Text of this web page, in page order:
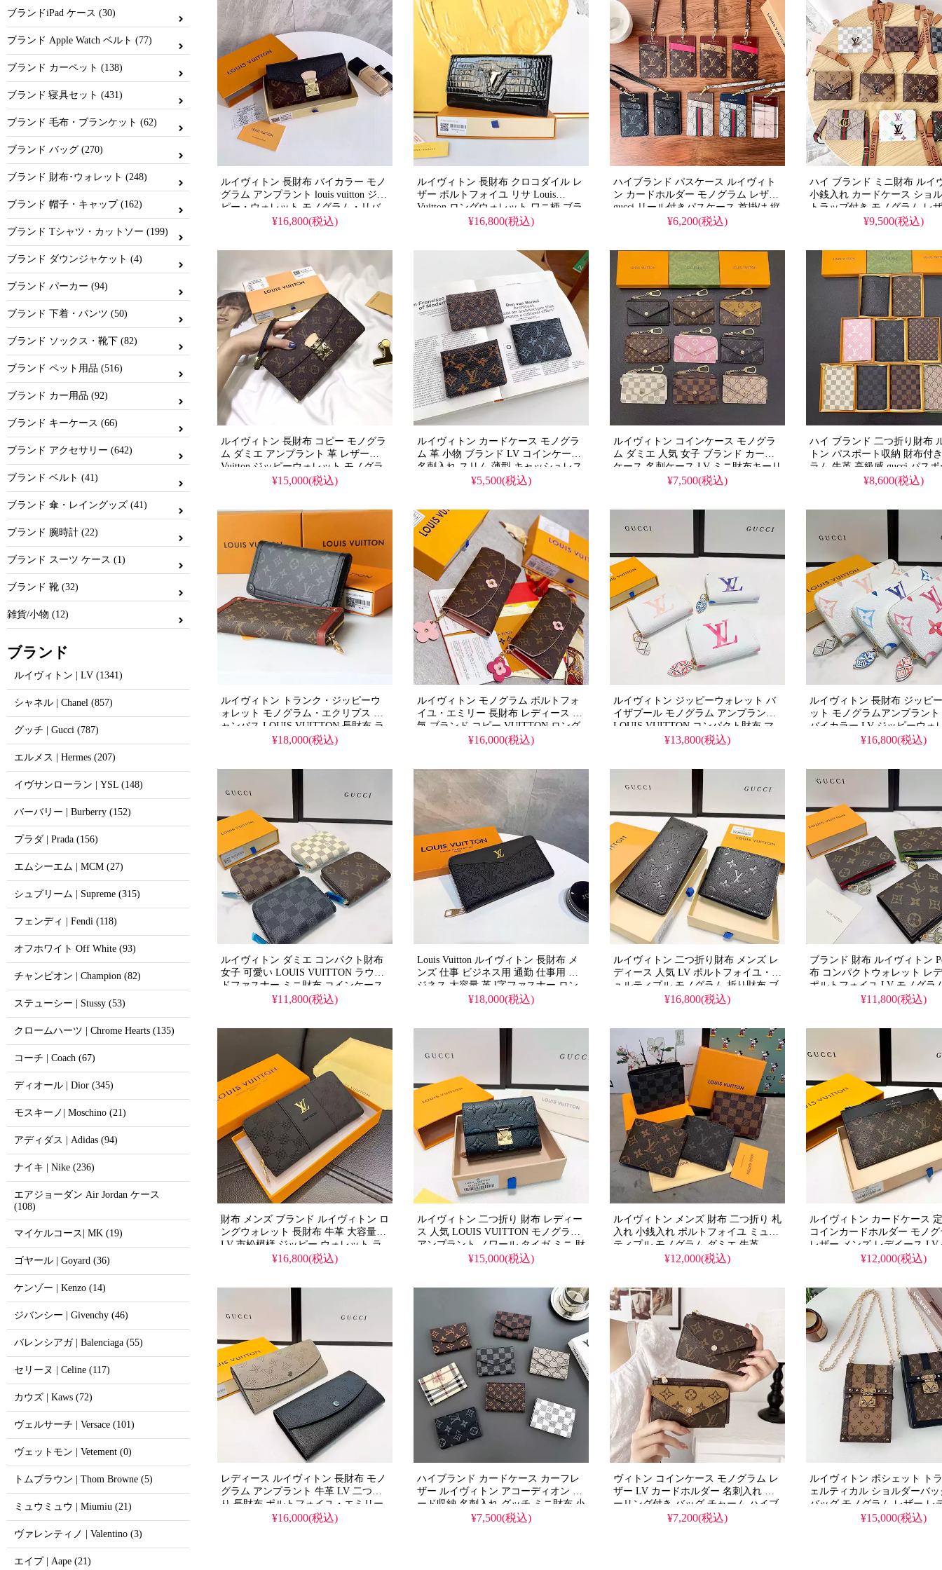
ブランドiPad ケース (30)
ブランド Apple Watch ベルト (77)
ブランド カーペット (138)
ブランド 寝具セット (431)
ブランド 毛布・ブランケット (62)
ブランド バッグ (270)
ブランド 財布･ウォレット (248)
ブランド 帽子・キャップ (162)
ブランド Tシャツ・カットソー (199)
ブランド ダウンジャケット (4)
ブランド パーカー (94)
ブランド 下着・パンツ (50)
ブランド ソックス・靴下 (82)
ブランド ペット用品 (516)
ブランド カー用品 (92)
ブランド キーケース (66)
ブランド アクセサリー (642)
ブランド ベルト (41)
ブランド 傘・レイングッズ (41)
ブランド 腕時計 (22)
ブランド スーツ ケース (1)
ブランド 靴 (32)
雑貨/小物 (12)
ブランド
ルイヴィトン | LV (1341)
シャネル | Chanel (857)
グッチ | Gucci (787)
エルメス | Hermes (207)
イヴサンローラン | YSL (148)
バーバリー | Burberry (152)
プラダ | Prada (156)
エムシーエム | MCM (27)
シュプリーム | Supreme (315)
フェンディ | Fendi (118)
オフホワイト Off White (93)
チャンピオン | Champion (82)
ステューシー | Stussy (53)
クロームハーツ | Chrome Hearts (135)
コーチ | Coach (67)
ディオール | Dior (345)
モスキーノ| Moschino (21)
アディダス | Adidas (94)
ナイキ | Nike (236)
エアジョーダン Air Jordan ケース
(108)
マイケルコース| MK (19)
ゴヤール | Goyard (36)
ケンゾー | Kenzo (14)
ジバンシー | Givenchy (46)
バレンシアガ | Balenciaga (55)
セリーヌ | Celine (117)
カウズ | Kaws (72)
ヴェルサーチ | Versace (101)
ヴェットモン | Vetement (0)
トムブラウン | Thom Browne (5)
ミュウミュウ | Miumiu (21)
ヴァレンティノ | Valentino (3)
エイプ | Aape (21)
ルイヴィトン 長財布 バイカラー モノ
グラム アンプラント louis vuitton ジッ
ピー・ウォレット モノグラム・リバ
ース レディース¥16,800(税込)
ルイヴィトン 長財布 クロコダイル レ
ザー ポルトフォイユ リサ Louis
Vuitton ロングウォレット ワニ柄 ブラ
¥16,800(税込)
ハイブランド パスケース ルイヴィト
ン カードホルダー モノグラム レザー
gucci リール付きパスケース 首掛け 縦
型 社員証ケース カードケース 定期入
¥6,200(税込)
ハイ ブランド ミニ財布 ルイ
小銭入れ カードケース ショ
トラップ付き モノグラム レ
折り 財布 レデイース おしゃ
¥9,500(税込)
ルイヴィトン 長財布 コピー モノグラ
ム ダミエ アンプラント 革 レザー
Vuitton ジッピーウォレット モノグラ
ム リバース バイカラー レデイース 可
¥15,000(税込)
ルイヴィトン カードケース モノグラ
ム 革 小物 ブランド LV コインケース
名刺入れ スリム 薄型 キャッシュレス
パスケース おしゃれ
¥5,500(税込)
ルイヴィトン コインケース モノグラ
ム ダミエ 人気 女子 ブランド カード
ケース 名刺ケース LV ミニ財布キーリ
¥7,500(税込)
ハイ ブランド 二つ折り財布
トン パスポート収納 財布付
ラム 牛革 高級感 gucci パス
ース スキミング防止 パスポ
¥8,600(税込)
ルイヴィトン トランク・ジッピーウ
ォレット モノグラム・エクリプス キ
ャンバス LOUIS VUITTON 長財布 ラ
ウンドファスナー¥18,000(税込)
ルイヴィトン モノグラム ポルトフォ
イユ・エミリー 長財布 レディース 人
気 ブランド コピー VUITTON ロング
ウォレット 中古¥16,000(税込)
ルイヴィトン ジッピーウォレット バ
イザプール モノグラム アンプラント
LOUIS VUITTON コンパクト財布 マ
ルチカラー 女子 かわいい
¥13,800(税込)
ルイヴィトン 長財布 ジッピ
ット モノグラムアンプラン
バイカラー LV ジッピーウォ
リームマルチ レディース
¥16,800(税込)
ルイヴィトン ダミエ コンパクト財布
女子 可愛い LOUIS VUITTON ラウン
ドファスナー ミニ財布 コインケース
レザー レディース プレゼント ギフト
¥11,800(税込)
Louis Vuitton ルイヴィトン 長財布 メ
ンズ 仕事 ビジネス用 通勤 仕事用 ビ
ジネス 大容量 革 l字ファスナー ロン
グウォレット モノグラム ブラック
¥18,000(税込)
ルイヴィトン 二つ折り財布 メンズ レ
ディース 人気 LV ポルトフォイユ・ミ
ュルティプル モノグラム 折り財布 ブ
ラック 高級感 オシャレ ブランド コピ
¥16,800(税込)
ブランド 財布 ルイヴィトン
布 コンパクトウォレット レ
ポルトフォイユ LV モノグラ
フ 折り ミニ財布¥11,800(税込)
財布 メンズ ブランド ルイヴィトン ロ
ングウォレット 長財布 牛革 大容量
LV 市松模様 ジッピー ウォレット ラ
ウンドファスナー 財布 おしゃれ 彼氏
¥16,800(税込)
ルイヴィトン 二つ折り 財布 レディー
ス 人気 LOUIS VUITTON モノグラム
アンプラント ノワール タイガ ミニ 財
布 Sロック ゴールド金具
¥15,000(税込)
ルイヴィトン メンズ 財布 二つ折り 札
入れ 小銭入れ ポルトフォイユ ミュル
ティプル モノグラム ダミエ 牛革
Louis Vuitton コンパクト財布 薄い ス
¥12,000(税込)
ルイヴィトン カードケース
コインカードホルダー モノ
レザー メンズ レデイース LV
ファスナー付き コインケー
¥12,000(税込)
レディース ルイヴィトン 長財布 モノ
グラム アンプラント 牛革 LV 二つ折
り 長財布 ポルトフォイユ・エミリー
ブランド プレゼント ギフト 通販
¥16,000(税込)
ハイブランド カードケース カーフレ
ザー ルイヴィトン アコーディオン カ
ード収納 名刺入れ グッチ ミニ財布 小
銭入れ バーバリー コインケース レデ
¥7,500(税込)
ヴィトン コインケース モノグラム レ
ザー LV カードホルダー 名刺入れ キ
ーリング付き バッグ チャーム ハイブ
ランド ミニ ウォレット 女子 人気
¥7,200(税込)
ルイヴィトン ポシェット ト
ェルティカル ショルダーバ
バッグ モノグラム レザー レ
M67873/M63913 ブランド ス
¥15,000(税込)